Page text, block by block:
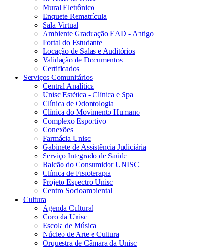
Mural Eletrônico
Enquete Rematrícula
Sala Virtual
Ambiente Graduação EAD - Antigo
Portal do Estudante
Locação de Salas e Auditórios
Validação de Documentos
Certificados
Serviços Comunitários
Central Analítica
Unisc Estética - Clínica e Spa
Clínica de Odontologia
Clínica do Movimento Humano
Complexo Esportivo
Conexões
Farmácia Unisc
Gabinete de Assistência Judiciária
Serviço Integrado de Saúde
Balcão do Consumidor UNISC
Clínica de Fisioterapia
Projeto Espectro Unisc
Centro Socioambiental
Cultura
Agenda Cultural
Coro da Unisc
Escola de Música
Núcleo de Arte e Cultura
Orquestra de Câmara da Unisc